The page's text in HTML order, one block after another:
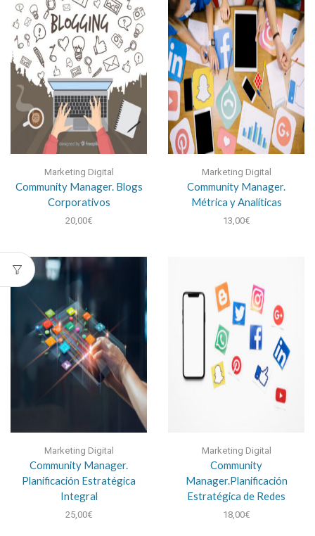
Marketing Digital
Community Manager. Blogs
Corporativos
20,00€
Marketing Digital
Community Manager.
Métrica y Analíticas
13,00€
Marketing Digital
Community Manager.
Planificación Estratégica
Integral
25,00€
Marketing Digital
Community
Manager.Planificación
Estratégica de Redes
18,00€